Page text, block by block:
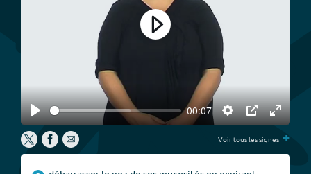
Play
00:07
Settings
PIP
Enter
Play
Voir tous les signes +